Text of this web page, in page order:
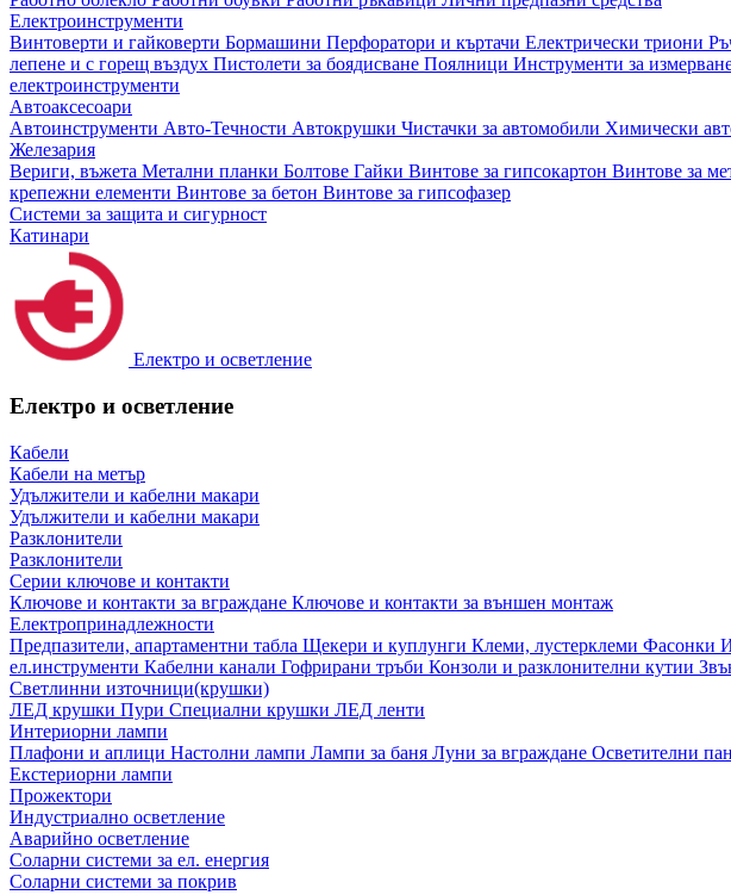
Електроинструменти
Винтоверти и гайковерти Бормашини Перфоратори и къртачи Електрически триони
лепене и с горещ въздух Пистолети за боядисване Поялници Инструменти за
електроинструменти
Автоаксесоари
Автоинструменти Авто-Течности Автокрушки Чистачки за автомобили Химически
Железария
Вериги, въжета Метални планки Болтове Гайки Винтове за гипсокартон Винтове за
крепежни елементи Винтове за бетон Винтове за гипсофазер
Системи за защита и сигурност
Катинари
Електро и осветление
Електро и осветление
Кабели
Кабели на метър
Удължители и кабелни макари
Удължители и кабелни макари
Разклонители
Разклонители
Серии ключове и контакти
Ключове и контакти за вграждане Ключове и контакти за външен монтаж
Електропринадлежности
Предпазители, апартаментни табла Щекери и куплунги Клеми, лустерклеми Фасонки
ел.инструменти Кабелни канали Гофрирани тръби Конзоли и разклонителни кутии
Светлинни източници(крушки)
ЛЕД крушки Пури Специални крушки ЛЕД ленти
Интериорни лампи
Плафони и аплици Настолни лампи Лампи за баня Луни за вграждане Осветителни
Екстериорни лампи
Прожектори
Индустриално осветление
Аварийно осветление
Соларни системи за ел. енергия
Соларни системи за покрив